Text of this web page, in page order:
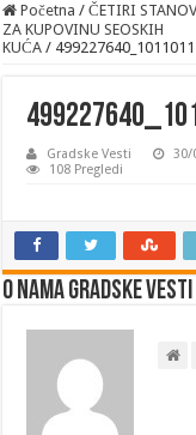
Početna / ČETIRI
ZA KUPOVINU SEOSKIH
KUĆA /
Gradske Vesti 30/
108 Pregledi
O nama Gradske Vesti